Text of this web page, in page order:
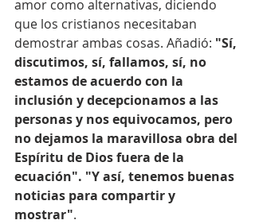
amor como alternativas, diciendo
que los cristianos necesitaban
demostrar ambas cosas. Añadió: "Sí,
discutimos, sí, fallamos, sí, no
estamos de acuerdo con la
inclusión y decepcionamos a las
personas y nos equivocamos, pero
no dejamos la maravillosa obra del
Espíritu de Dios fuera de la
ecuación". "Y así, tenemos buenas
noticias para compartir y
mostrar".